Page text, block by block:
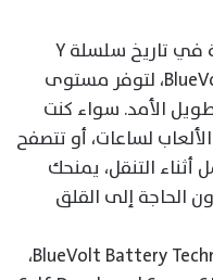
يأتي vivo Y500 مزودًا بأكبر بطارية في تاريخ سلسلة Y
بسعة 8100 مللي أمبير بتقنية BlueVolt، لتوفر مستوى
الأمد. سواء كنت
لساعات، أو تتصفح
التنقل، يمنحك
الحاجة إلى القلق
واعتمدت vivo على تقنيات BlueVolt Battery Technology،